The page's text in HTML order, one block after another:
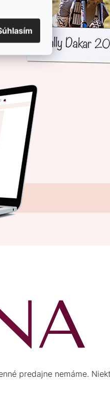
predajne nemáme.